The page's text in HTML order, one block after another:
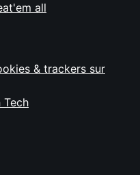
all
& trackers sur
Tech